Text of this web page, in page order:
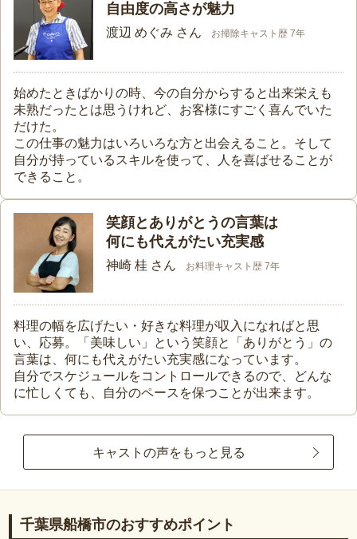
自由度の高さが魅力
渡辺 めぐみ さん お掃除キャスト歴 7年
始めたときばかりの時、今の自分からすると出来栄えも
未熟だったとは思うけれど、お客様にすごく喜んでいた
だけた。
この仕事の魅力はいろいろな方と出会えること。そして
自分が持っているスキルを使って、人を喜ばせることが
できること。
笑顔とありがとうの言葉は
何にも代えがたい充実感
神崎 桂 さん お料理キャスト歴 7年
料理の幅を広げたい・好きな料理が収入になればと思
い、応募。「美味しい」という笑顔と「ありがとう」の
言葉は、何にも代えがたい充実感になっています。
自分でスケジュールをコントロールできるので、どんな
に忙しくても、自分のペースを保つことが出来ます。
キャストの声をもっと見る
千葉県船橋市のおすすめポイント